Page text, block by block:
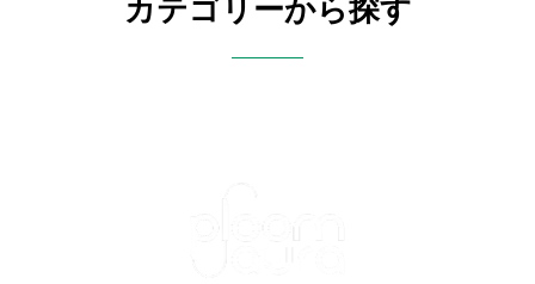
カテゴリーから探す